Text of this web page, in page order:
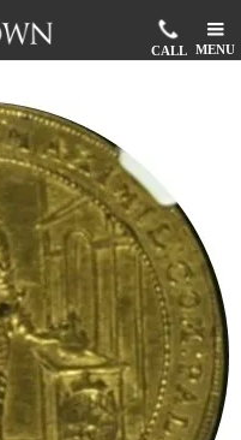
CALL MENU